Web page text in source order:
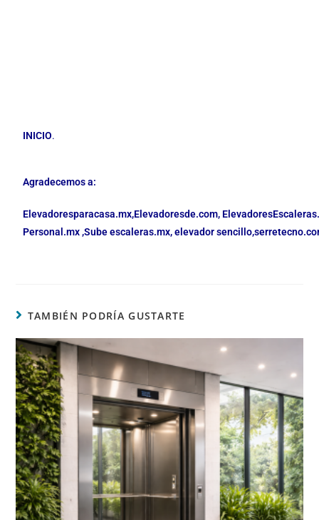
INICIO.
Agradecemos a:
Elevadoresparacasa.mx,Elevadoresde.com,
Personal.mx ,Sube escaleras.mx,elevador sencillo,
TAMBIÉN PODRÍA GUSTARTE